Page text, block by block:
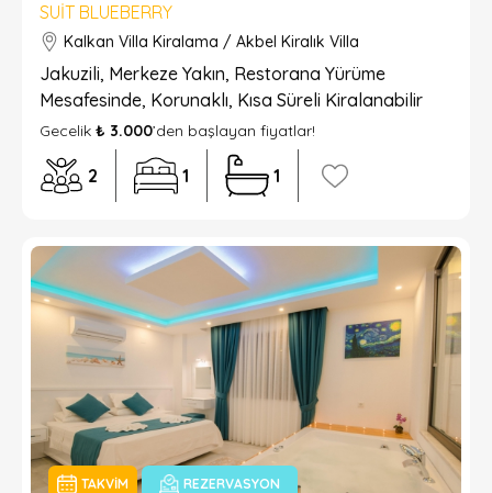
SUIT BLUEBERRY
Kalkan Villa Kiralama / Akbel Kiralık Villa
Jakuzili, Merkeze Yakın, Restorana Yürüme
Mesafesinde, Korunaklı, Kısa Süreli Kiralanabilir
Gecelik ₺ 3.000’den başlayan fiyatlar!
2 1 1
TAKVIM REZERVASYON